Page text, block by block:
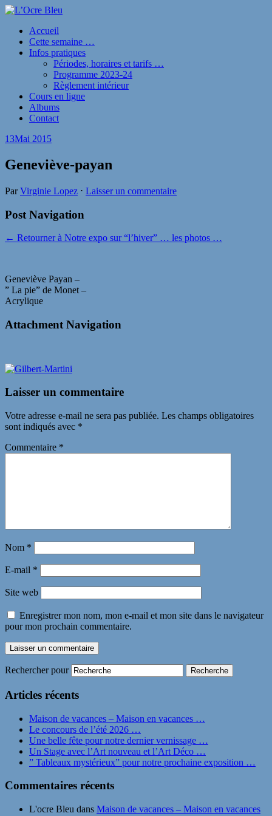
Accueil
Cette semaine …
Infos pratiques
Périodes, horaires et tarifs …
Programme 2023-24
Règlement intérieur
Cours en ligne
Albums
Contact
13Mai 2015
Geneviève-payan
ParVirginie Lopez ⋅ Laisser un commentaire
Post Navigation
← Retourner à Notre expo sur “l’hiver” … les photos …
Geneviève Payan –
” La pie” de Monet –
Acrylique
Attachment Navigation
Laisser un commentaire
Votre adresse e-mail ne sera pas publiée. Les champs obligatoires
sont indiqués avec *
Commentaire *
Nom *
E-mail *
Site web
Enregistrer mon nom, mon e-mail et mon site dans le navigateur
pour mon prochain commentaire.
Rechercher pour
Articles récents
Maison de vacances – Maison en vacances …
Le concours de l’été 2026 …
Une belle fête pour notre dernier vernissage …
Un Stage avec l’Art nouveau et l’Art Déco …
” Tableaux mystérieux” pour notre prochaine exposition …
Commentaires récents
L'ocre Bleu dans Maison de vacances – Maison en vacances